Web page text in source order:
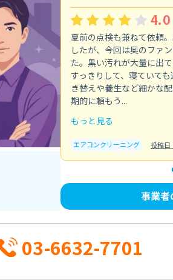
4.0
夏前の点検も兼ねて依頼
したが、今回は奥のファ
た。黒い汚れが大量に出
すっきりして、寝ていて
き替えや養生など細かな
期的に頼もう...
もっと見る
エアコンクリーニング 投稿日
事業者
03-6632-7701